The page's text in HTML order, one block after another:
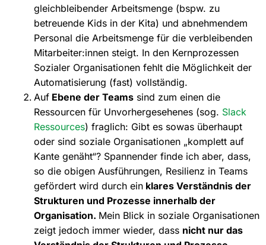
gleichbleibender Arbeitsmenge (bspw. zu
betreuende Kids in der Kita) und abnehmendem
Personal die Arbeitsmenge für die verbleibenden
Mitarbeiter:innen steigt. In den Kernprozessen
Sozialer Organisationen fehlt die Möglichkeit der
Automatisierung (fast) vollständig.
AufEbene der Teamssind zum einen die
Ressourcen für Unvorhergesehenes (sog. Slack
Ressources) fraglich: Gibt es sowas überhaupt
oder sind soziale Organisationen „komplett auf
Kante genäht“? Spannender finde ich aber, dass,
so die obigen Ausführungen, Resilienz in Teams
gefördert wird durch einklares Verständnis der
Strukturen und Prozesse innerhalb der
Organisation. Mein Blick in soziale Organisationen
zeigt jedoch immer wieder, dass nicht nur das